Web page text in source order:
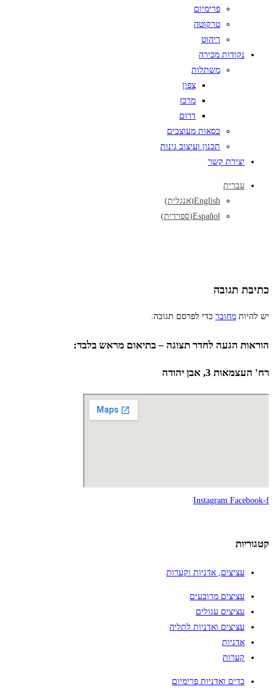
פרימיום
טרקוטה
ריהוט
נקודות מכירה
משתלות
צפון
מרכז
דרום
כסאות מעוצבים
תכנון ועיצוב גינות
יצירת קשר
עברית
English
(אנגלית)
Español
(ספרדית)
כתיבת תגובה
יש להיות מחובר כדי לפרסם תגובה.
הוראות הגעה לחדר תצוגה – בתיאום מראש בלבד:
רח' העצמאות 3, אבן יהודה
Instagram Facebook-f
קטגוריות
עציצים, אדניות וקערות
עציצים מרובעים
עציצים עגולים
עציצים ואדניות לתליה
אדניות
קערות
כדים ואדניות פרימיום